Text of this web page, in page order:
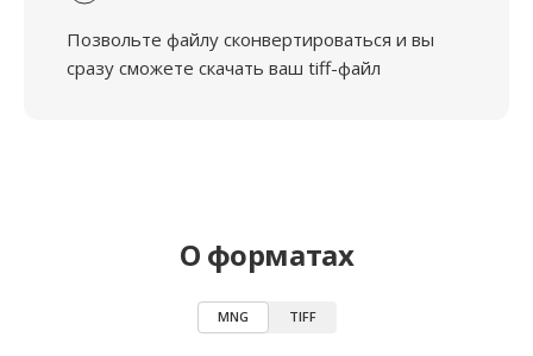
Позвольте файлу сконвертироваться и вы
сразу сможете скачать ваш tiff-файл
О форматах
MNG TIFF